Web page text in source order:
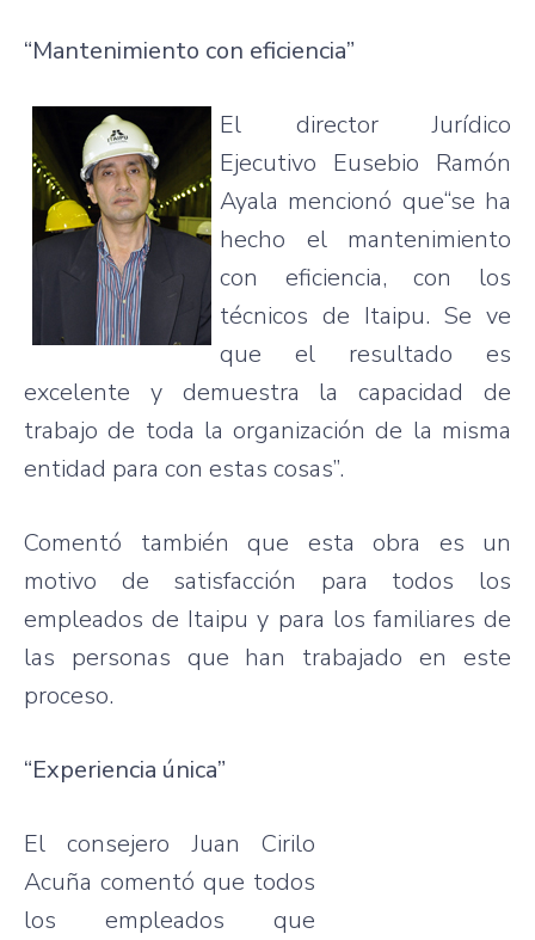
“Mantenimiento con eficiencia”
El director Jurídico
Ejecutivo Eusebio Ramón
Ayala mencionó que“se ha
hecho el mantenimiento
con eficiencia, con los
técnicos de Itaipu. Se ve
que el resultado es
excelente y demuestra la capacidad de
trabajo de toda la organización de la misma
entidad para con estas cosas”.
Comentó también que esta obra es un
motivo de satisfacción para todos los
empleados de Itaipu y para los familiares de
las personas que han trabajado en este
proceso.
“Experiencia única”
El consejero Juan Cirilo
Acuña comentó que todos
los empleados que